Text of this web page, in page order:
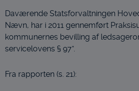
Daværende Statsforvaltningen
Nævn, har i 2011 gennemført
kommunernes bevilling af
servicelovens § 97”.
Fra rapporten (s. 21):